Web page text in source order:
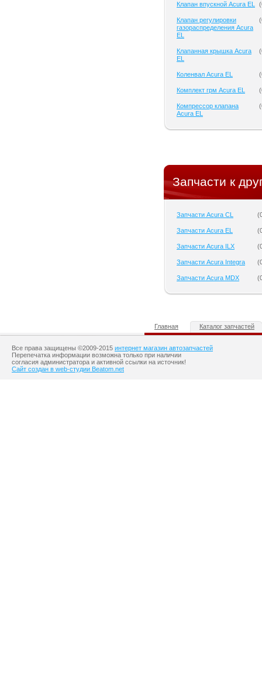
Клапан впускной Acura EL (
Клапан регулировки
газораспределения Acura
EL
(
Клапанная крышка Acura
EL
(
Коленвал Acura EL (
Комплект грм Acura EL (
Компрессор клапана
Acura EL
(
Запчасти к
Запчасти Acura CL (
Запчасти Acura EL (
Запчасти Acura ILX (
Запчасти Acura Integra (
Запчасти Acura MDX (
Главная Каталог запчастей
Все права защищены ©2009-2015 интернет магазин автозапчастей
Перепечатка информации возможна только при наличии
согласия администратора и активной ссылки на источник!
Сайт создан в web-студии Beatom.net